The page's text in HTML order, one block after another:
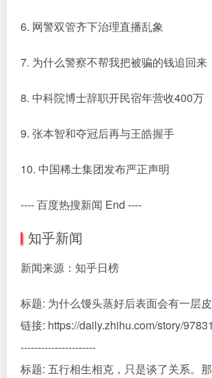
6. 网警双管齐下治理直播乱象
7. 为什么警察不帮我把被骗的钱追回来
8. 中科院博士辞职开民宿年营收400万
9. 张本智和夺冠后再与王皓握手
10. 中国稀土集团发布严正声明
---- 百度热搜新闻 End ----
知乎新闻
新闻来源：知乎日榜
标题: 为什么馒头蒸好后表面会有一层
链接: https://daily.zhihu.com/story/
----------------------
标题: 五行相生相克，只是谈了关系。